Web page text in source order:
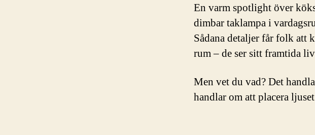
En varm spotlight över
dimbar taklampa i
Sådana detaljer får folk att
rum – de ser sitt framtida
Men vet du vad? Det
handlar om att placera